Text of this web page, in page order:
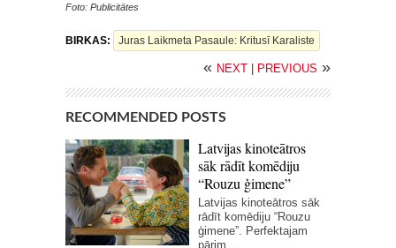
Foto: Publicitātes
BIRKAS: Juras Laikmeta Pasaule: Kritusī Karaliste
« NEXT PREVIOUS »
RECOMMENDED POSTS
Latvijas kinoteātros
sāk rādīt komēdiju
“Rouzu ģimene”
Latvijas kinoteātros sāk
rādīt komēdiju “Rouzu
ģimene”. Perfektajam
pārim...